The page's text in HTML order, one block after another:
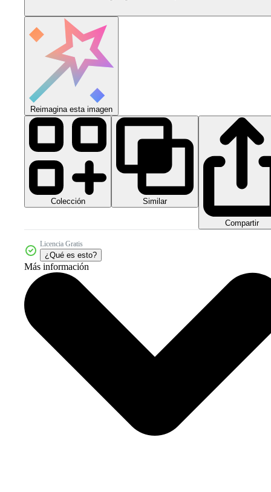
Reimagina esta imagen
Colección Similar
Compartir
Licencia Gratis
¿Qué es esto?
Más información